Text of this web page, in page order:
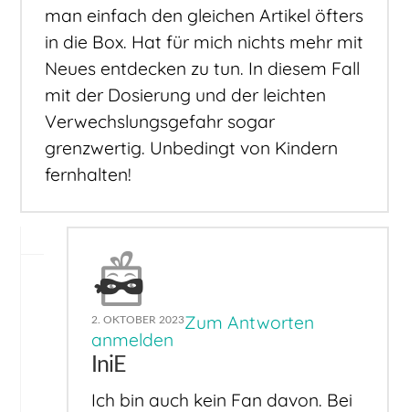
man einfach den gleichen Artikel öfters
in die Box. Hat für mich nichts mehr mit
Neues entdecken zu tun. In diesem Fall
mit der Dosierung und der leichten
Verwechslungsgefahr sogar
grenzwertig. Unbedingt von Kindern
fernhalten!
2. OKTOBER 2023Zum Antworten
anmelden
IniE
Ich bin auch kein Fan davon. Bei